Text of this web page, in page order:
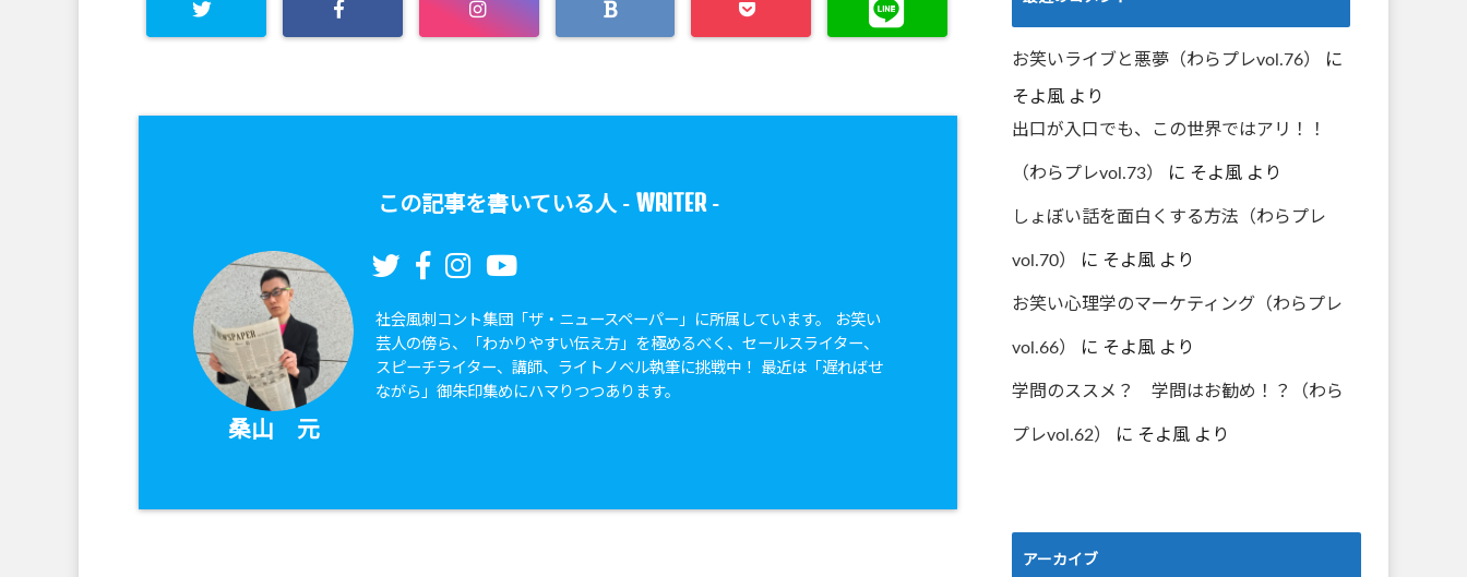
この記事を書いている人 - WRITER-
桑山 元
社会風刺コント集団「ザ・ニュースペーパー」に所属しています。 お笑い
芸人の傍ら、「わかりやすい伝え方」を極めるべく、セールスライター、
スピーチライター、講師、ライトノベル執筆に挑戦中！ 最近は「遅ればせ
ながら」御朱印集めにハマりつつあります。
お笑いライブと悪夢（わらプレvol.76） に
そよ風 より
出口が入口でも、この世界ではアリ！！
（わらプレvol.73） に そよ風 より
しょぼい話を面白くする方法（わらプレ
vol.70） に そよ風 より
お笑い心理学のマーケティング（わらプレ
vol.66） に そよ風 より
学問のススメ？ 学問はお勧め！？（わら
プレvol.62） に そよ風 より
アーカイブ